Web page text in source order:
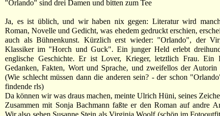
"Orlando" sind drei Damen und bitten zum Tee
Ja, es ist üblich, und wir haben nix gegen: Literatur wird
Roman, Novelle und Gedicht, was ehedem gedruckt erschien,
auch als Bühnenkunst. Kürzlich erst wieder: "Orlando", der
Klassiker im "Horch und Guck". Ein junger Held erlebt
englische Geschichte. Er ist Lover, Krieger, letztlich Frau. Ein
Gedanken, Fakten, Wort und Sprache, und zweifellos der Autorin
(Wie schlecht müssen dann die anderen sein? - der schon
findende rls)
Da können wir was draus machen, meinte Ulrich Hüni, seines
Zusammen mit Sonja Bachmann faßte er den Roman auf andre
Wir also sehen Susanne Stein als Virginia Woolf (schön im